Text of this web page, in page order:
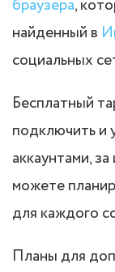
браузера,
найденный в
социальных
Бесплатный
подключить и
аккаунтами,
можете
для каждого
Планы для